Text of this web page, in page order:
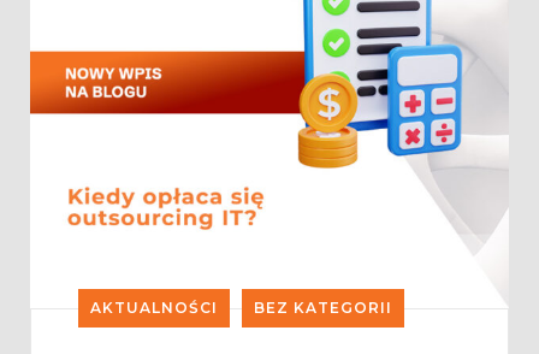
AKTUALNOŚCI BEZ KATEGORII